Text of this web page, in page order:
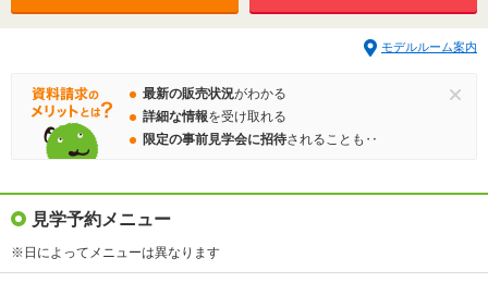
モデルルーム案内
最新の販売状況がわかる
詳細な情報を受け取れる
限定の事前見学会に招待されることも‥
見学予約メニュー
※日によってメニューは異なります